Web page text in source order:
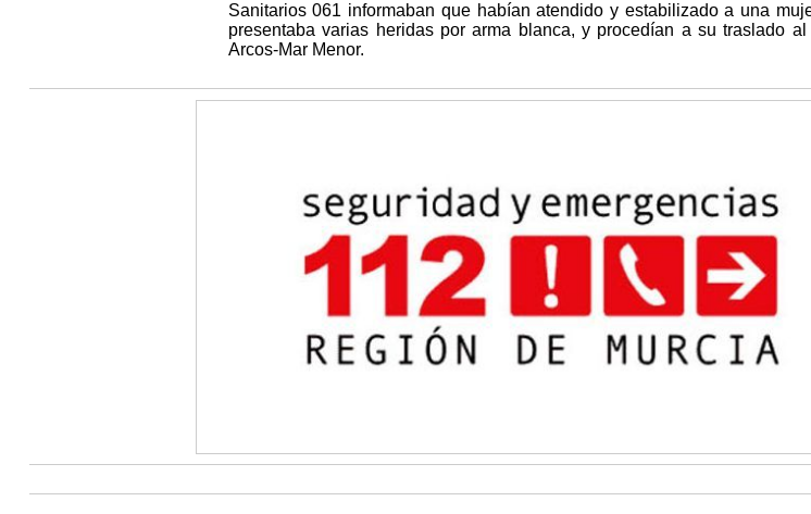
Sanitarios 061 informaban que habían atendido y estabilizado a una
presentaba varias heridas por arma blanca, y procedían a su traslado
Arcos-Mar Menor.